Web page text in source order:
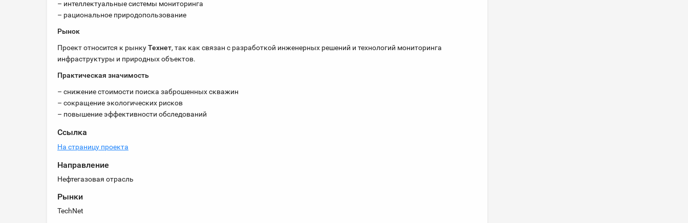
– интеллектуальные системы мониторинга
– рациональное природопользование
Рынок
Проект относится к рынкуТехнет, так как связан с разработкой инженерных решений и технологий мониторинга
инфраструктуры и природных объектов.
Практическая значимость
– снижение стоимости поиска заброшенных скважин
– сокращение экологических рисков
– повышение эффективности обследований
Ссылка
На страницу проекта
Направление
Нефтегазовая отрасль
Рынки
TechNet